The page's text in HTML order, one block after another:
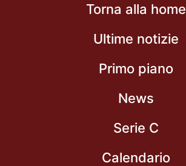
Torna alla home
Ultime notizie
Primo piano
News
Serie C
Calendario